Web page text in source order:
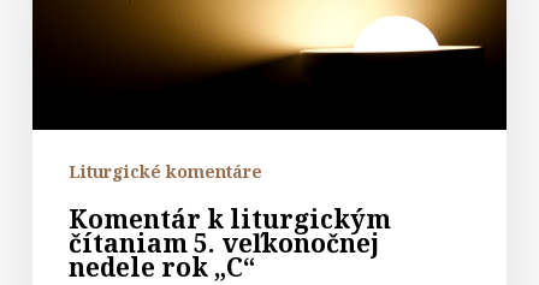
veľkonočnej
„C“
Liturgické komentáre
Komentár k liturgickým
čítaniam 5. veľkonočnej
nedele rok „C“